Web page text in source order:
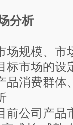
分析
规模、市
市场的设
消费群体、
公司产品市